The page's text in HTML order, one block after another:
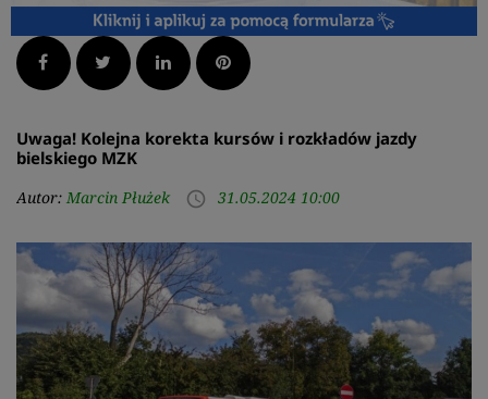
Facebook Twitter LinkedInPinterest
Uwaga! Kolejna korekta kursów i rozkładów jazdy
bielskiego MZK
Autor: Marcin Płużek access_time 31.05.2024 10:00